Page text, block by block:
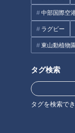
中部国際空
ラグビー
東山動植物
タグ検索
タグを検索で
なり、甘みもアッ
ツを加えて煮たあ
軽！ キャベツのシ
もやしを使っ